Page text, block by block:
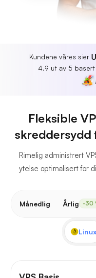
Kundene våres sier
4.9 ut av 5
Fleksible
skreddersydd
Rimelig administrert
ytelse optimalisert for
Månedlig Årlig -30
Linux